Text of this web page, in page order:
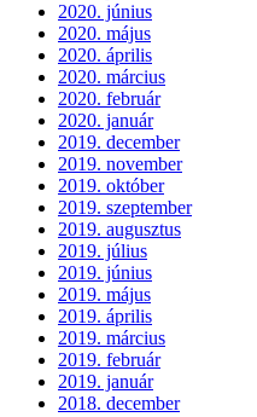
2020. június
2020. május
2020. április
2020. március
2020. február
2020. január
2019. december
2019. november
2019. október
2019. szeptember
2019. augusztus
2019. július
2019. június
2019. május
2019. április
2019. március
2019. február
2019. január
2018. december